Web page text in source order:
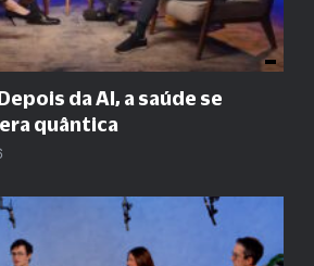
da AI, a saúde se
quântica